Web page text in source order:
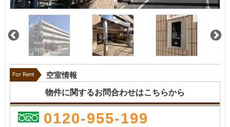
For Rent 空室情報
物件に関するお問合わせはこちらから
0120-955-199